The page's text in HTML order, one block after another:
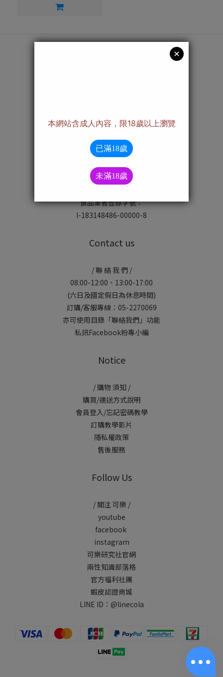
統編：83148486
600 嘉義市西區北港路740號
合作邀請：colaresearchclub@gmail.com
客服信箱service@colaresearchclub.com
嘉市藥販字第MD6222000973號
食品業者登錄字號：
I-183148486-00000-8
Contact us
/ 聯 絡 我 們 /
08:00-12:00、13:00-17:00
(六日及國定假日為休息時間)
訂購/客服專線：05-2270069
亦可使用目錄「聯絡我們」功能
私訊Facebook粉專小編
Notice
/ 購物 須知 /
購買/運送方式說明
會員登入/忘記密碼教學
訂購教學影片
隱私權政策
售後服務
Follow Us
/ 關注 可樂 /
youtube
facebook
instagram
可樂研究社官網
兩性知識部落格
官方福利社團
蝦皮認證商城
LINE ID： @linecola